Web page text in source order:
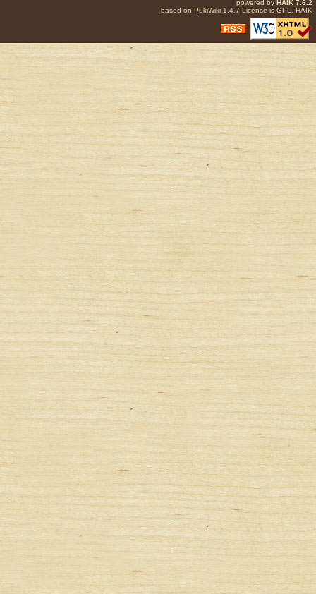
powered by HAIK 7.6.2
based on PukiWiki 1.4.7 License is GPL. HAIK